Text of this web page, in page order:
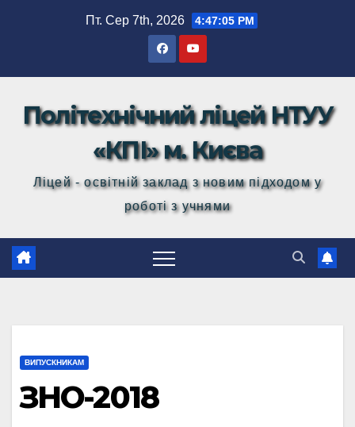
Пт. Сер 7th, 2026 4:47:06 PM
Політехнічний ліцей НТУУ
«КПІ» м. Києва
Ліцей - освітній заклад з новим підходом у
роботі з учнями
ВИПУСКНИКАМ
ЗНО-2018